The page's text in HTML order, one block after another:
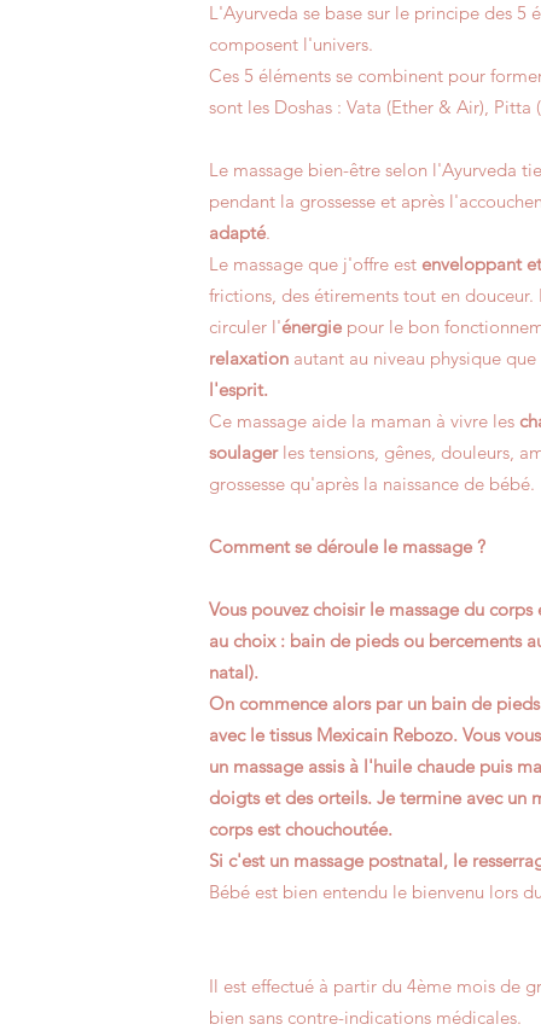
L'Ayurveda se base sur le principe des 5
composent l'univers.
Ces 5 éléments se combinent pour
sont les Doshas : Vata (Ether & Air), Pitta
Le massage bien-être selon l'Ayurveda
pendant la grossesse et après
adapté.
Le massage que j'offre est enveloppant
frictions, des étirements tout en
circuler l'énergie pour le bon
relaxation autant au niveau physique
l'esprit.
Ce massage aide la maman à vivre les
soulagerles tensions, gênes, douleurs,
grossesse qu'après la naissance de bébé.
Comment se déroule le massage ?
Vous pouvez choisir le massage du
au choix : bain de pieds ou bercements
natal).
On commence alors par un bain de
avec le tissus Mexicain Rebozo. Vous
un massage assis à l'huile chaude puis
doigts et des orteils. Je termine avec un
corps est chouchoutée.
Si c'est un massage postnatal, le
Bébé est bien entendu le bienvenu lors
Il est effectué à partir du 4ème mois de
bien sans contre-indications médicales.